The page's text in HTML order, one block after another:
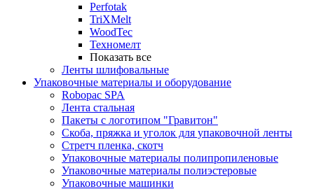
Perfotak
TriXMelt
WoodTec
Техномелт
Показать все
Ленты шлифовальные
Упаковочные материалы и оборудование
Robopac SPA
Лента стальная
Пакеты с логотипом "Гравитон"
Скоба, пряжка и уголок для упаковочной ленты
Стретч пленка, скотч
Упаковочные материалы полипропиленовые
Упаковочные материалы полиэстеровые
Упаковочные машинки